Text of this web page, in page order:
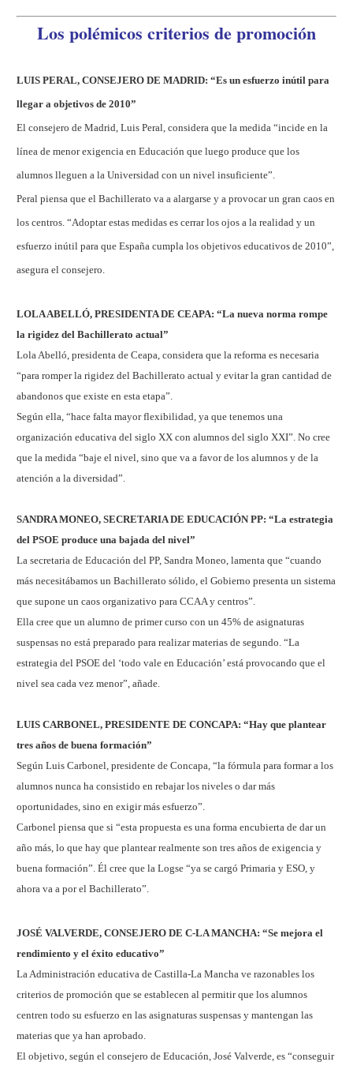
Los polémicos criterios de promoción
LUIS PERAL, CONSEJERO DE MADRID: “Es un esfuerzo inútil para
llegar a objetivos de 2010”
El consejero de Madrid, Luis Peral, considera que la medida “incide en la
línea de menor exigencia en Educación que luego produce que los
alumnos lleguen a la Universidad con un nivel insuficiente”.
Peral piensa que el Bachillerato va a alargarse y a provocar un gran caos en
los centros. “Adoptar estas medidas es cerrar los ojos a la realidad y un
esfuerzo inútil para que España cumpla los objetivos educativos de 2010”,
asegura el consejero.
LOLA ABELLÓ, PRESIDENTA DE CEAPA: “La nueva norma rompe
la rigidez del Bachillerato actual”
Lola Abelló, presidenta de Ceapa, considera que la reforma es necesaria
“para romper la rigidez del Bachillerato actual y evitar la gran cantidad de
abandonos que existe en esta etapa”.
Según ella, “hace falta mayor flexibilidad, ya que tenemos una
organización educativa del siglo XX con alumnos del siglo XXI”. No cree
que la medida “baje el nivel, sino que va a favor de los alumnos y de la
atención a la diversidad”.
SANDRA MONEO, SECRETARIA DE EDUCACIÓN PP: “La estrategia
del PSOE produce una bajada del nivel”
La secretaria de Educación del PP, Sandra Moneo, lamenta que “cuando
más necesitábamos un Bachillerato sólido, el Gobierno presenta un sistema
que supone un caos organizativo para CCAA y centros”.
Ella cree que un alumno de primer curso con un 45% de asignaturas
suspensas no está preparado para realizar materias de segundo. “La
estrategia del PSOE del ‘todo vale en Educación’ está provocando que el
nivel sea cada vez menor”, añade.
LUIS CARBONEL, PRESIDENTE DE CONCAPA: “Hay que plantear
tres años de buena formación”
Según Luis Carbonel, presidente de Concapa, “la fórmula para formar a los
alumnos nunca ha consistido en rebajar los niveles o dar más
oportunidades, sino en exigir más esfuerzo”.
Carbonel piensa que si “esta propuesta es una forma encubierta de dar un
año más, lo que hay que plantear realmente son tres años de exigencia y
buena formación”. Él cree que la Logse “ya se cargó Primaria y ESO, y
ahora va a por el Bachillerato”.
JOSÉ VALVERDE, CONSEJERO DE C-LA MANCHA: “Se mejora el
rendimiento y el éxito educativo”
La Administración educativa de Castilla-La Mancha ve razonables los
criterios de promoción que se establecen al permitir que los alumnos
centren todo su esfuerzo en las asignaturas suspensas y mantengan las
materias que ya han aprobado.
El objetivo, según el consejero de Educación, José Valverde, es “conseguir